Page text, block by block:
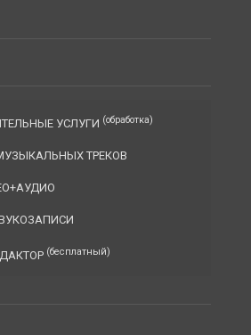
УСЛУГИ (обработка)
ТРЕКОВ
(бесплатный)